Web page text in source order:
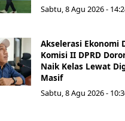
Sabtu, 8 Agu 2026 -
Akselerasi Ekonomi
Komisi II DPRD
Naik Kelas Lewat
Masif
Sabtu, 8 Agu 2026 -